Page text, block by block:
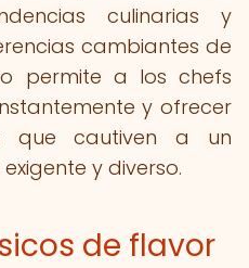
culinarias y
cambiantes de
permite a los chefs
y ofrecer
que cautiven a un
y diverso.
de flavor